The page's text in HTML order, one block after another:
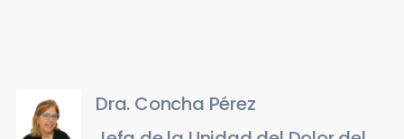
Dra. Concha Pérez